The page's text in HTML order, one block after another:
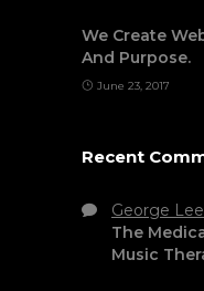
We Create
And Purpose.
June 23, 2017
Recent
George Lee
The
Music